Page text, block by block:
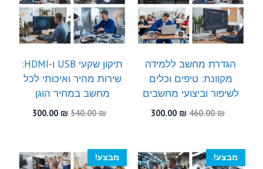
הגדרת מחשב ללמידה
מקוונת: טיפים וכלים
לשיפור וביצועי מחשבים
460.00₪
המחיר
460.00 ₪.
300.00 ₪
300.00 ₪.
תיקון שקעי USB ו-HDMI:
שירות מהיר ואיכותי לכל
מחשב במחיר הוגן
540.00₪
המחיר
540.00 ₪.
300.00 ₪
המחיר
300.00 ₪.
מבצע! מבצע!